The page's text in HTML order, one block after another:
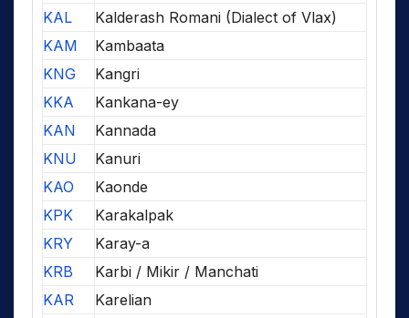
KAL
Kalderash Romani (Dialect of Vlax)
KAM
Kambaata
KNG
Kangri
KKA
Kankana-ey
KAN
Kannada
KNU
Kanuri
KAO
Kaonde
KPK
Karakalpak
KRY
Karay-a
KRB
Karbi / Mikir / Manchati
KAR
Karelian